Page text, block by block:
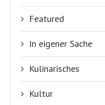
Featured
In eigener Sache
Kulinarisches
Kultur